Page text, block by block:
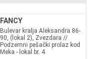
FANCY
Bulevar kralja Aleksandra 86-
90, (lokal 2), Zvezdara //
Podzemni pešački prolaz kod
Meka - lokal br. 4